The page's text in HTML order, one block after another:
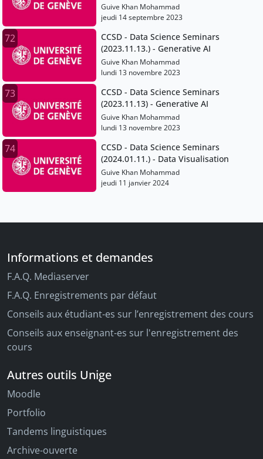
Guive Khan Mohammad
jeudi 14 septembre 2023
72
CCSD - Data Science Seminars
(2023.11.13.) - Generative AI
Guive Khan Mohammad
lundi 13 novembre 2023
73
CCSD - Data Science Seminars
(2023.11.13) - Generative AI
Guive Khan Mohammad
lundi 13 novembre 2023
74
CCSD - Data Science Seminars
(2024.01.11.) - Data Visualisation
Guive Khan Mohammad
jeudi 11 janvier 2024
Informations et demandes
F.A.Q. Mediaserver
F.A.Q. Enregistrements par défaut
Conseils aux étudiant-es sur l’enregistrement des cours
Conseils aux enseignant-es sur l'enregistrement des
cours
Autres outils Unige
Moodle
Portfolio
Tandems linguistiques
Archive-ouverte